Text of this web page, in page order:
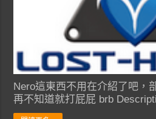
Nero這東西不用在介紹了吧，
再不知道就打屁屁 brb